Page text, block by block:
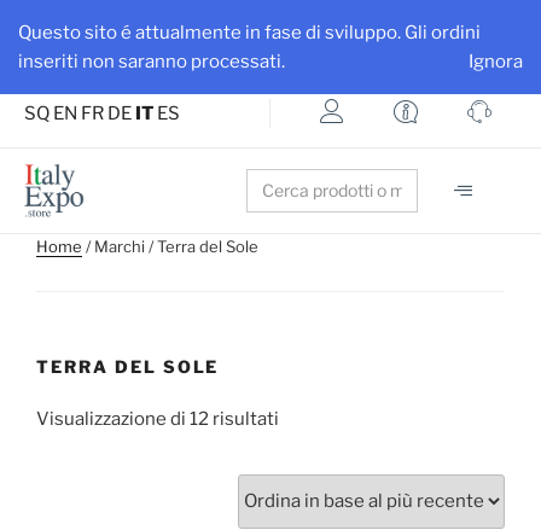
Questo sito é attualmente in fase di sviluppo. Gli ordini
inseriti non saranno processati.
Ignora
Ottieni maggiore visibilità per la tua azienda e i tuoi prodotti
Iscriviti su ItalyExpo
SQ EN FR DE IT ES
Search
for:
Home / Marchi / Terra del Sole
TERRA DEL SOLE
Visualizzazione di 12 risultati